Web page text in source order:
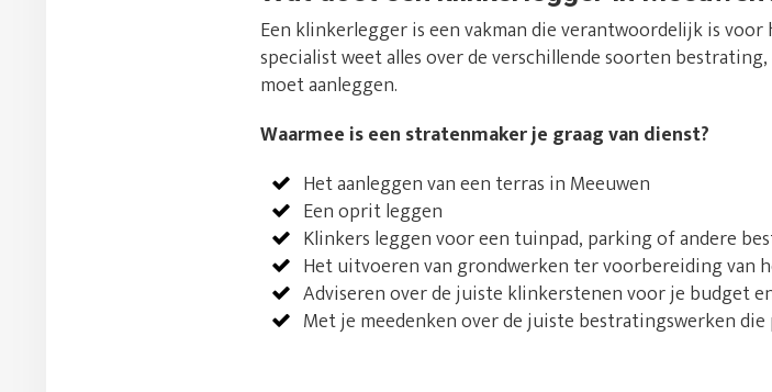
Een klinkerlegger is een vakman die verantwoordelijk is
specialist weet alles over de verschillende soorten
moet aanleggen.
Waarmee is een stratenmaker je graag van dienst?
Het aanleggen van een terras in Meeuwen
Een oprit leggen
Klinkers leggen voor een tuinpad, parking of andere
Het uitvoeren van grondwerken ter voorbereiding van
Adviseren over de juiste klinkerstenen voor je budget
Met je meedenken over de juiste bestratingswerken